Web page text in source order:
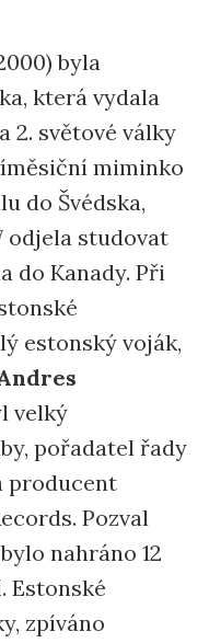
byla
která vydala
2. světové války
miminko
do Švédska,
odjela studovat
do Kanady. Při
estonský voják,
velký
pořadatel řady
producent
Pozval
nahráno 12
Estonské
zpíváno